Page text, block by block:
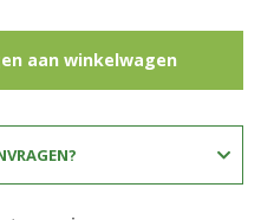
aan winkelwagen